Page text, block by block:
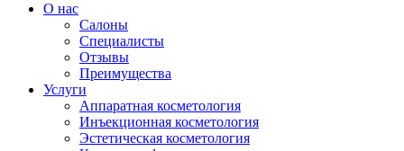
О нас
Салоны
Специалисты
Отзывы
Преимущества
Услуги
Аппаратная косметология
Инъекционная косметология
Эстетическая косметология